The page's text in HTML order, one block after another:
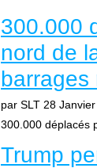
300.000
nord de
barrages
par SLT 28
300.000 déplacés
Trump